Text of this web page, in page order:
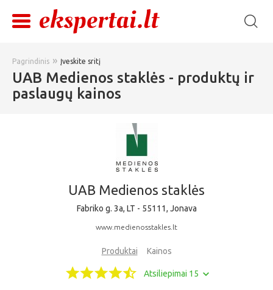
Pagrindinis » Įveskite sritį
UAB Medienos staklės - produktų ir
paslaugų kainos
UAB Medienos staklės
Fabriko g. 3a, LT - 55111, Jonava
www.medienosstakles.lt
Produktai Kainos
Atsiliepimai 15